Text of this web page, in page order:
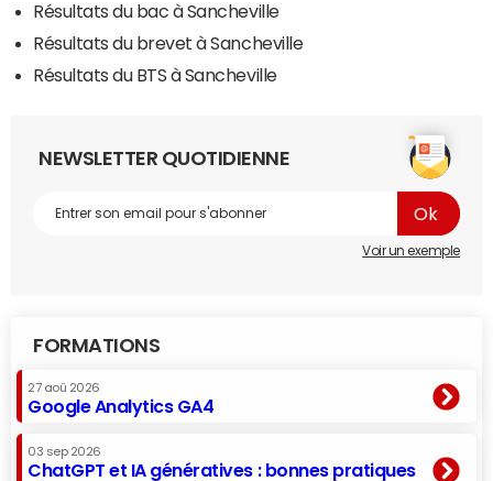
Résultats du bac à Sancheville
Résultats du brevet à Sancheville
Résultats du BTS à Sancheville
NEWSLETTER QUOTIDIENNE
Voir un exemple
FORMATIONS
27 aoû 2026
Google Analytics GA4
03 sep 2026
ChatGPT et IA génératives : bonnes pratiques